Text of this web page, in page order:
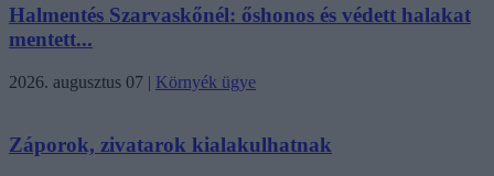
Halmentés Szarvaskőnél: őshonos és védett halakat
mentett...
2026. augusztus 07 | Környék ügye
Záporok, zivatarok kialakulhatnak